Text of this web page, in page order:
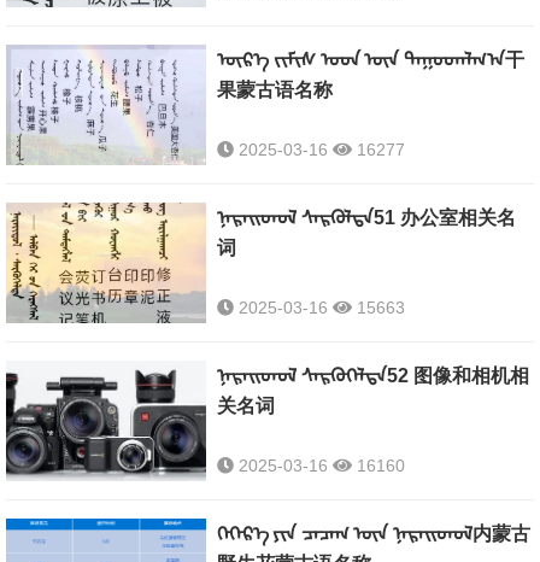
ᠦᠷ᠎ᠡ ᠵᠢᠮᠢᠰ ᠤᠳ ᠦᠨ ᠳᠠᠭᠣᠳᠠᠯᠭ᠎ᠠ干
果蒙古语名称
2025-03-16 16277
ᠨᠡᠷᠡᠢᠳᠦᠯ ᠰᠡᠷᠭᠦᠯᠲᠡ51 办公室相关名
词
2025-03-16 15663
ᠨᠠᠷᠡᠢᠳᠦᠯ ᠰᠡᠷᠭᠦᠭᠡᠯᠲᠡ52 图像和相机相
关名词
2025-03-16 16160
ᠬᠡᠭᠡᠷ᠎ᠡ ᠶᠢᠨ ᠴᠡᠴᠡᠭ ᠦᠨ ᠨᠡᠷᠡᠢᠳᠦᠯ内蒙古